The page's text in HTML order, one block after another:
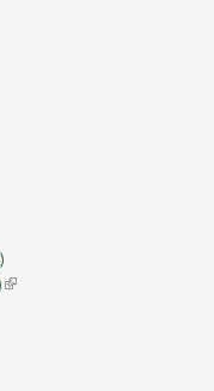
(link is external)